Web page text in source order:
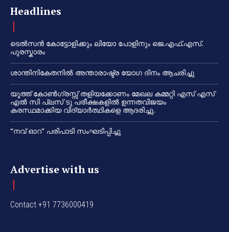
Headlines
ടെൽസൻ കോട്ടോളിക്കും ലിയോ പോളിനും ജെ.എഫ്.എസ്.
പുരസ്കാരം
ശാന്തിനികേതനിൽ അന്താരാഷ്ട്ര യോഗ ദിനം ആചരിച്ചു
യൂത്ത് കോൺഗ്രസ്സ് തളിയക്കോണം മേഖല കമ്മറ്റി എസ് എസ്
എൽ സി പ്ലസ് ടു പരീക്ഷകളിൽ ഉന്നതവിജയം
കരസ്ഥമാക്കിയ വിദ്യാർത്ഥികളെ ആദരിച്ചു.
“നവ് ഓറ” പരിപാടി സംഘടിപ്പിച്ചു
Advertise with us
Contact +91 7736000419